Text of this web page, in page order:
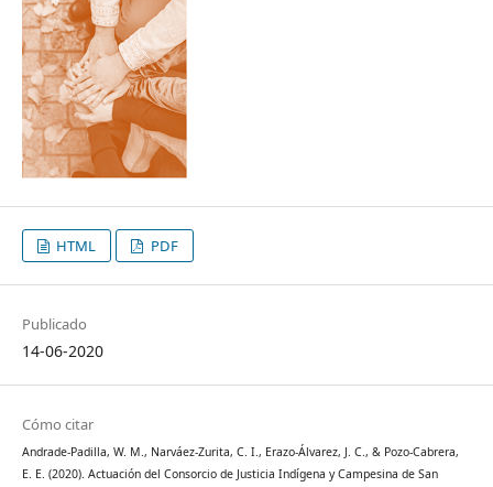
HTML PDF
Publicado
14-06-2020
Cómo citar
Andrade-Padilla, W. M., Narváez-Zurita, C. I., Erazo-Álvarez, J. C., & Pozo-Cabrera,
E. E. (2020). Actuación del Consorcio de Justicia Indígena y Campesina de San